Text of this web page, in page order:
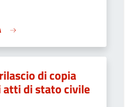
di copia
atti di stato civile